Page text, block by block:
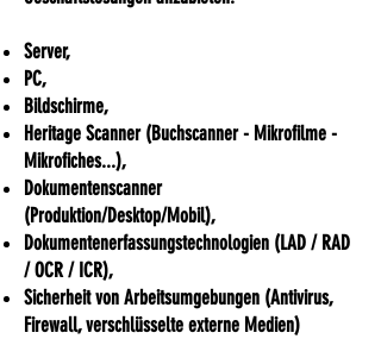
Server,
PC,
Bildschirme,
Heritage Scanner (Buchscanner - Mikrofilme -
Mikrofiches...),
Dokumentenscanner
(Produktion/Desktop/Mobil),
Dokumentenerfassungstechnologien (LAD / RAD
/ OCR / ICR),
Sicherheit von Arbeitsumgebungen (Antivirus,
Firewall, verschlüsselte externe Medien)